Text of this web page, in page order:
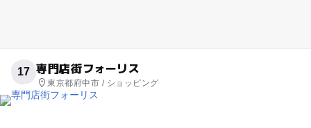
17 専門店街フォーリス
東京都府中市 / ショッピング